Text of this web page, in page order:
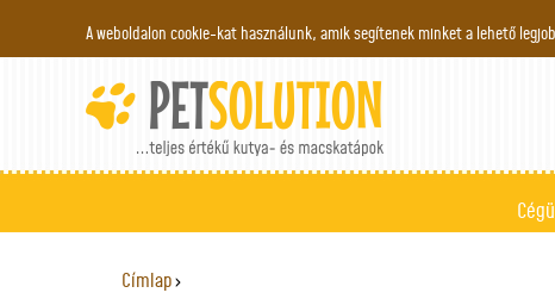
A weboldalon cookie-kat használunk, amik segítenek minket a lehető
Címlap›